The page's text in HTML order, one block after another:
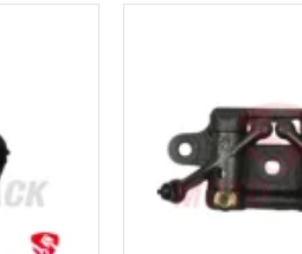
AÑADIR
CARRITO